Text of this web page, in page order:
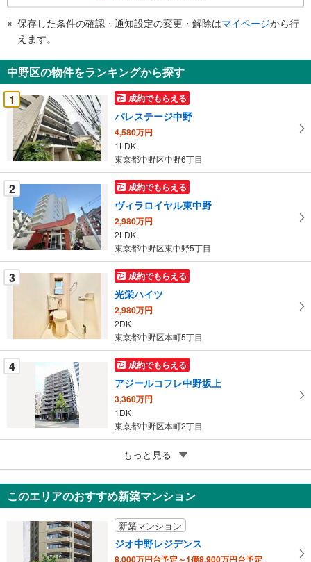
知
を
受
け
取
る
・
条
件
を
マ
イ
ペ
ー
ジ
す
る
保存した条件の確認・通知設定の変更・解除はマイページから行
えます。
中野区の物件をランキングから探す
1
成約でもらえる
パレステージ中野
4,580万円
1LDK
東京都中野区中野6丁目
2 成約でもらえる
ヴィラロイヤル東中野
2,980万円
2LDK
東京都中野区東中野5丁目
3 成約でもらえる
光栄ハイツ
2,980万円
2DK
東京都中野区本町5丁目
4 成約でもらえる
アジールコフレ中野坂上
3,360万円
1DK
東京都中野区本町2丁目
中野ニューハウジング
1,150万円
1K
東京都中野区新井1丁目
もっと見る
このエリアのおすすめ新築マンション
新築マンション
ジオ中野レジデンス
8,000万円台予定～1億8,900万円台予定